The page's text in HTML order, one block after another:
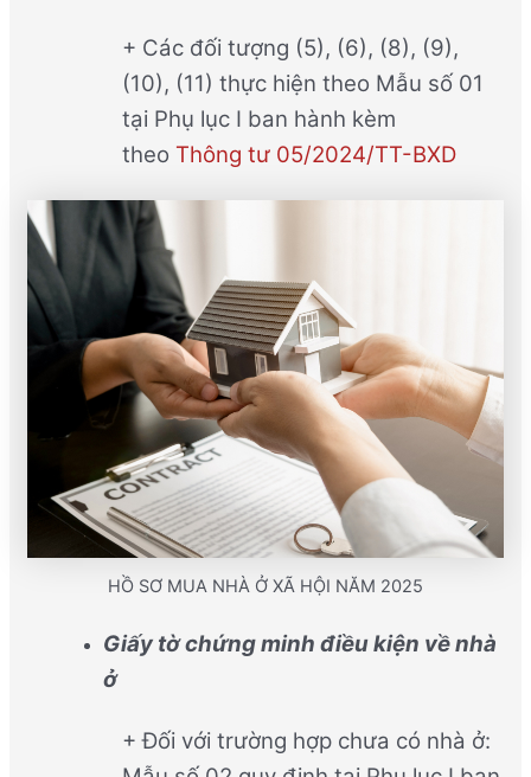
+ Các đối tượng (5), (6), (8), (9),
(10), (11) thực hiện theo Mẫu số 01
tại Phụ lục I ban hành kèm
theo Thông tư 05/2024/TT-BXD
HỒ SƠ MUA NHÀ Ở XÃ HỘI NĂM 2025
Giấy tờ chứng minh điều kiện về nhà
ở
+ Đối với trường hợp chưa có nhà ở: